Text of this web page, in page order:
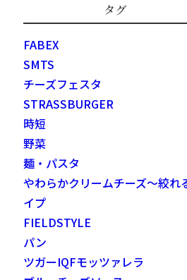
タグ
FABEX
SMTS
チーズフェスタ
STRASSBURGER
時短
野菜
麺・パスタ
やわらかクリームチーズ～絞れ
イプ
FIELDSTYLE
パン
ツガーIQFモッツァレラ